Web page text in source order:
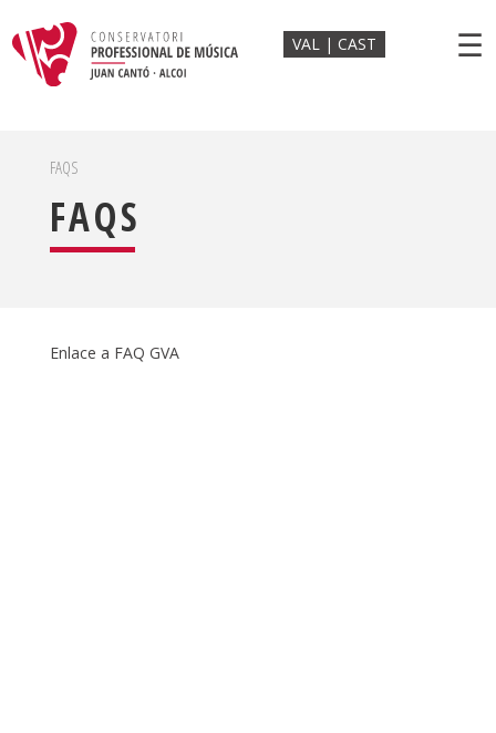
VAL CAST ☰
FAQS
FAQS
Enlace a FAQ GVA